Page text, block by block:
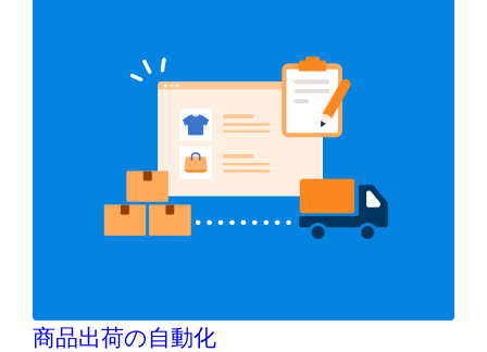
商品出荷の自動化